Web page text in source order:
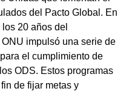
del Pacto Global. En
20 años del
impulsó una serie de
el cumplimiento de
ODS. Estos programas
de fijar metas y